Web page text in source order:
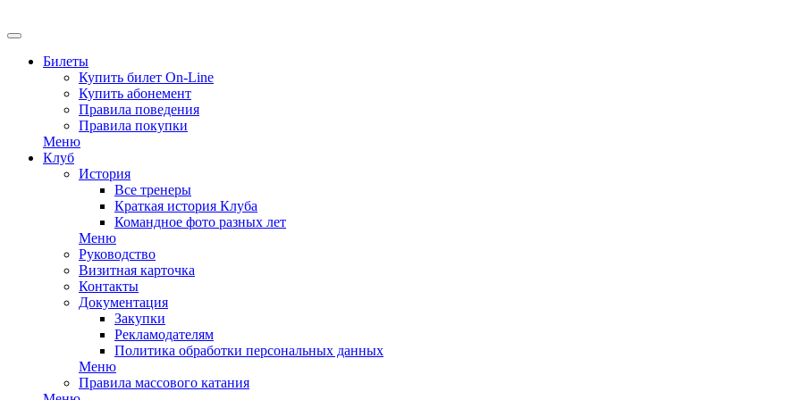
Билеты
Купить билет On-Line
Купить абонемент
Правила поведения
Правила покупки
Меню
Клуб
История
Все тренеры
Краткая история Клуба
Командное фото разных лет
Меню
Руководство
Визитная карточка
Контакты
Документация
Закупки
Рекламодателям
Политика обработки персональных данных
Меню
Правила массового катания